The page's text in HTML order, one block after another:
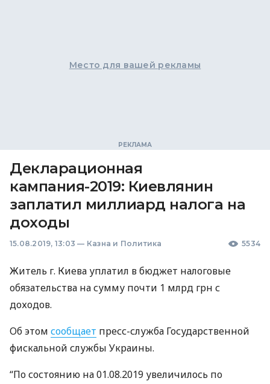
Место для вашей рекламы
Декларационная
кампания-2019: Киевлянин
заплатил миллиард налога на
доходы
15.08.2019, 13:03 — Казна и Политика 5534
Житель г. Киева уплатил в бюджет налоговые
обязательства на сумму почти 1 млрд грн с
доходов.
Об этом сообщает пресс-служба Государственной
фискальной службы Украины.
“По состоянию на 01.08.2019 увеличилось по